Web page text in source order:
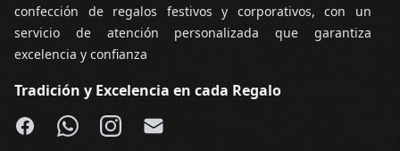
confección de regalos festivos y corporativos, con un
servicio de atención personalizada que garantiza
excelencia y confianza
Tradición y Excelencia en cada Regalo
Facebook
WhatsApp
Instagram
Email